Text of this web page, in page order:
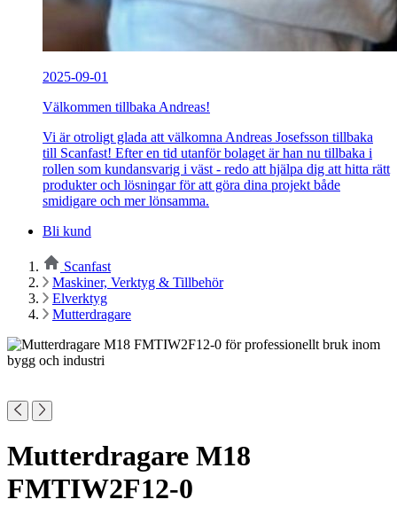
2025-09-01
Välkommen tillbaka Andreas!
Vi är otroligt glada att välkomna Andreas Josefsson tillbaka
till Scanfast! Efter en tid utanför bolaget är han nu tillbaka i
rollen som kundansvarig i väst - redo att hjälpa dig att hitta rätt
produkter och lösningar för att göra dina projekt både
smidigare och mer lönsamma.
Bli kund
Scanfast
Maskiner, Verktyg & Tillbehör
Elverktyg
Mutterdragare
Mutterdragare M18
FMTIW2F12-0